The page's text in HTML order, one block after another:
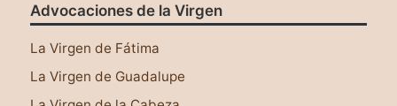
Advocaciones de la Virgen
La Virgen de Fátima
La Virgen de Guadalupe